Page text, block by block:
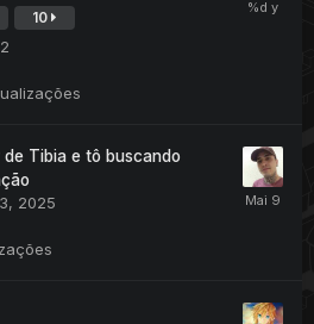
10
Tibia e tô buscando
2025